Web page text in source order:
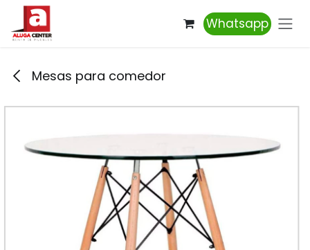
Ir al contenido
Whatsapp
Mesas para comedor